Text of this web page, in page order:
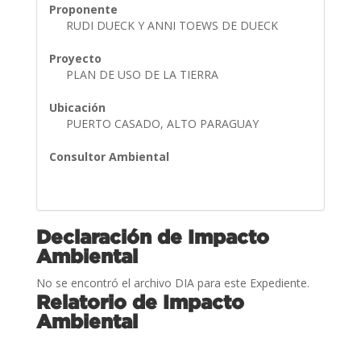
Proponente
RUDI DUECK Y ANNI TOEWS DE DUECK
Proyecto
PLAN DE USO DE LA TIERRA
Ubicación
PUERTO CASADO, ALTO PARAGUAY
Consultor Ambiental
Declaración de Impacto
Ambiental
No se encontró el archivo DIA para este Expediente.
Relatorio de Impacto
Ambiental